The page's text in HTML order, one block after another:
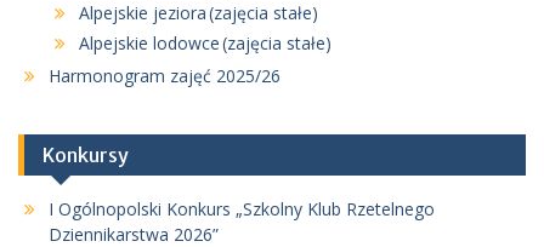
Alpejskie jeziora (zajęcia stałe)
Alpejskie lodowce (zajęcia stałe)
Harmonogram zajęć 2025/26
Konkursy
I Ogólnopolski Konkurs „Szkolny Klub Rzetelnego
Dziennikarstwa 2026”